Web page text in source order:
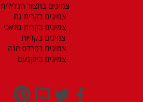
צמיגים בחצור הגלילית
צמיגים בקרית גת
צמיגים בקרית מלאכי
צמיגים בקריות
צמיגים בפרדס חנה
צמיגים ביוקנעם